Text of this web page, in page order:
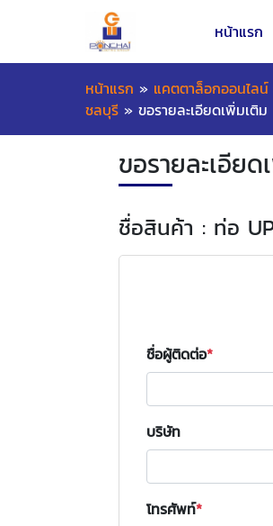
หน้าแรก
หน้าแรก » แคตตาล็อกออนไลน์
ชลบุรี » ขอรายละเอียดเพิ่มเติม
ขอรายละเอียด
ชื่อสินค้า : ท่อ
ชื่อผู้ติดต่อ
บริษัท
โทรศัพท์